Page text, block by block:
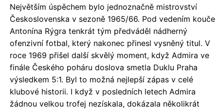
Největším úspěchem bylo jednoznačně mistrovství
Československa v sezoně 1965/66. Pod vedením kouče
Antonína Rýgra tenkrát tým předváděl nádherný
ofenzivní fotbal, který nakonec přinesl vysněný titul. V
roce 1969 přišel další skvělý moment, když Admira ve
finále Českého poháru doslova smetla Duklu Praha
výsledkem 5:1. Byl to možná nejlepší zápas v celé
klubové historii. I když v posledních letech Admira
žádnou velkou trofej nezískala, dokázala několikrát